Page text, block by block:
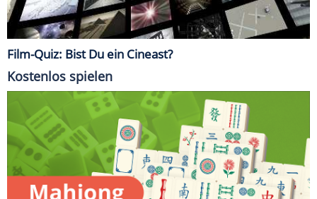
Film-Quiz: Bist Du ein Cineast?
Kostenlos spielen